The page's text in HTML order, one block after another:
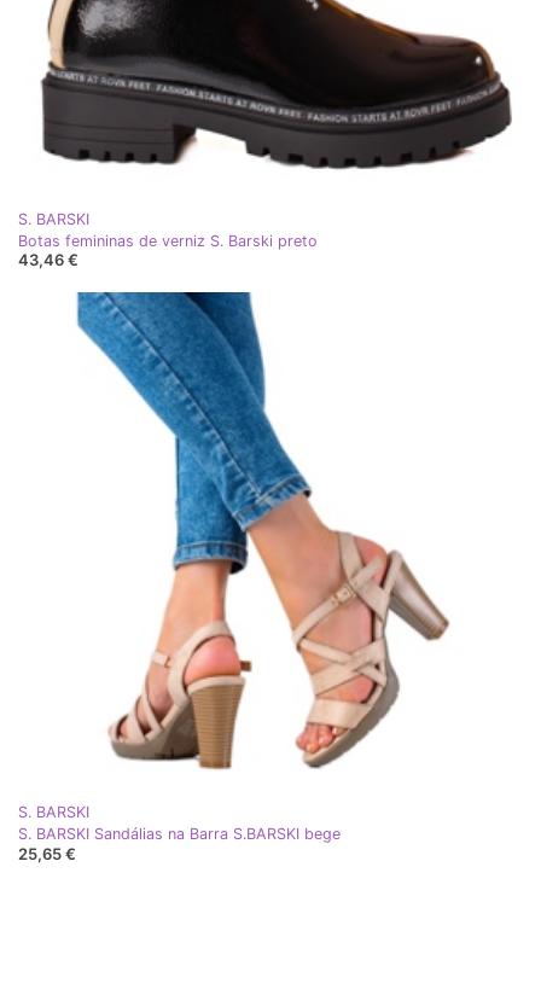
S. BARSKI
Botas femininas de verniz S. Barski preto
43,46 €
S. BARSKI
S. BARSKI Sandálias na Barra S.BARSKI bege
25,65 €